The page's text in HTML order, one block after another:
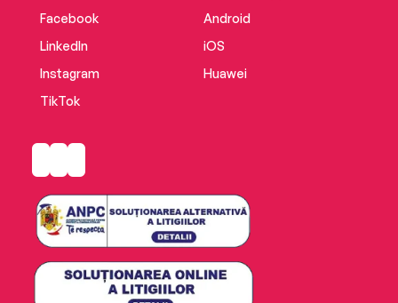
Facebook
LinkedIn
Instagram
TikTok
Android
iOS
Huawei